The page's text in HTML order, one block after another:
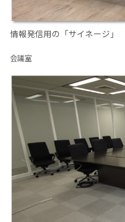
情報発信用の「サイネージ」
会議室